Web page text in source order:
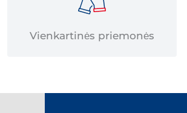
Vienkartinės priemonės